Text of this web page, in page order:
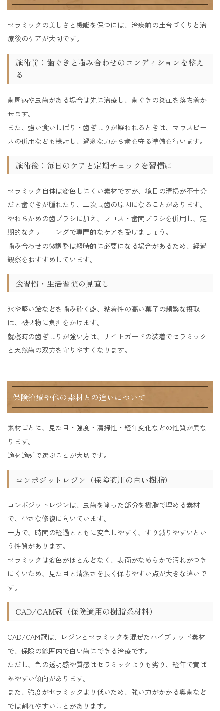
セラミックの美しさと機能を保つには、治療前の土台づくりと治
療後のケアが大切です。
施術前：歯ぐきと噛み合わせのコンディションを整え
る
歯周病や虫歯がある場合は先に治療し、歯ぐきの炎症を落ち着か
せます。
また、強い食いしばり・歯ぎしりが疑われるときは、マウスピー
スの併用なども検討し、過剰な力から歯を守る準備を行います。
施術後：毎日のケアと定期チェックを習慣に
セラミック自体は変色しにくい素材ですが、境目の清掃が不十分
だと歯ぐきが腫れたり、二次虫歯の原因になることがあります。
やわらかめの歯ブラシに加え、フロス・歯間ブラシを併用し、定
期的なクリーニングで専門的なケアを受けましょう。
噛み合わせの微調整は経時的に必要になる場合があるため、経過
観察をおすすめしています。
食習慣・生活習慣の見直し
氷や堅い飴などを噛み砕く癖、粘着性の高い菓子の頻繁な摂取
は、被せ物に負担をかけます。
就寝時の歯ぎしりが強い方は、ナイトガードの装着でセラミック
と天然歯の双方を守りやすくなります。
保険治療や他の素材との違いについて
素材ごとに、見た目・強度・清掃性・経年変化などの性質が異な
ります。
適材適所で選ぶことが大切です。
コンポジットレジン（保険適用の白い樹脂）
コンポジットレジンは、虫歯を削った部分を樹脂で埋める素材
で、小さな修復に向いています。
一方で、時間の経過とともに変色しやすく、すり減りやすいとい
う性質があります。
セラミックは変色がほとんどなく、表面がなめらかで汚れがつき
にくいため、見た目と清潔さを長く保ちやすい点が大きな違いで
す。
CAD/CAM冠（保険適用の樹脂系材料）
CAD/CAM冠は、レジンとセラミックを混ぜたハイブリッド素材
で、保険の範囲内で白い歯にできる治療です。
ただし、色の透明感や質感はセラミックよりも劣り、経年で黄ば
みやすい傾向があります。
また、強度がセラミックより低いため、強い力がかかる奥歯など
では割れやすいことがあります。